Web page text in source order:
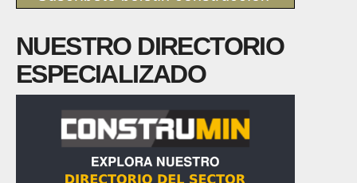
NUESTRO DIRECTORIO
ESPECIALIZADO